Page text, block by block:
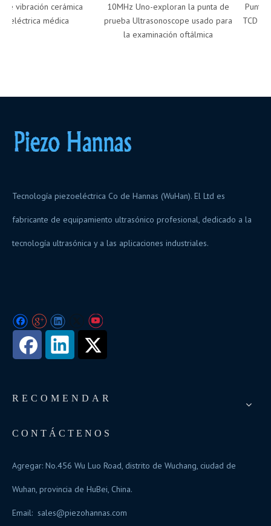
vibración cerámica
médica
10MHz Uno-exploran la punta de
prueba Ultrasonoscope usado para
la examinación oftálmica
Punta
TCD
Tecnología piezoeléctrica Co de Hannas (WuHan). El Ltd es
fabricante de equipamiento ultrasónico profesional, dedicado a la
tecnología ultrasónica y a las aplicaciones industriales.
RECOMENDAR
CONTÁCTENOS
Agregar: No.456 Wu Luo Road, distrito de Wuchang, ciudad de
Wuhan, provincia de HuBei, China.
Email: sales@piezohannas.com